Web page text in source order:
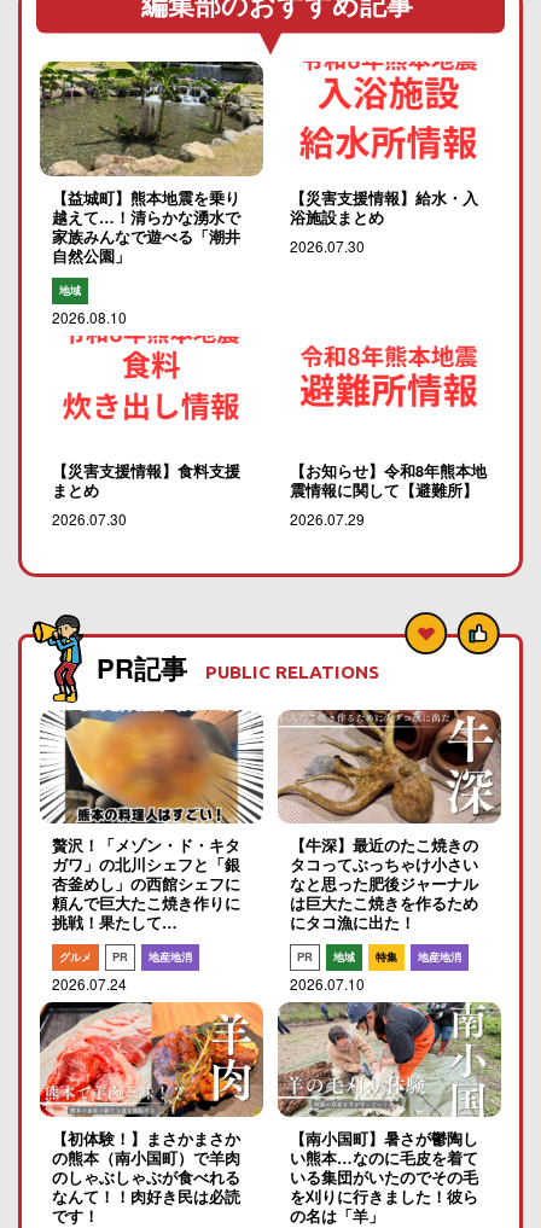
【益城町】熊本地震を乗り
越えて…！清らかな湧水で
家族みんなで遊べる「潮井
自然公園」
地域
2026.08.10
【災害支援情報】給水・入
浴施設まとめ
2026.07.30
【災害支援情報】食料支援
まとめ
2026.07.30
【お知らせ】令和8年熊本地
震情報に関して【避難所】
2026.07.29
PR記事 PUBLIC RELATIONS
贅沢！「メゾン・ド・キタ
ガワ」の北川シェフと「銀
杏釜めし」の西館シェフに
頼んで巨大たこ焼き作りに
挑戦！果たして…
グルメ PR 地産地消
2026.07.24
【牛深】最近のたこ焼きの
タコってぶっちゃけ小さい
なと思った肥後ジャーナル
は巨大たこ焼きを作るため
にタコ漁に出た！
PR 地域 特集 地産地消
2026.07.10
【初体験！】まさかまさか
の熊本（南小国町）で羊肉
のしゃぶしゃぶが食べれる
なんて！！肉好き民は必読
です！
【南小国町】暑さが鬱陶し
い熊本…なのに毛皮を着て
いる集団がいたのでその毛
を刈りに行きました！彼ら
の名は「羊」